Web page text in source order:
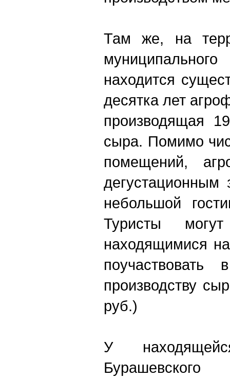
Там же, на
находится
десятка лет
производящая
сыра. Помимо
помещений,
небольшой
Туристы
находящимися
поучаствовать
производству
руб.)
У